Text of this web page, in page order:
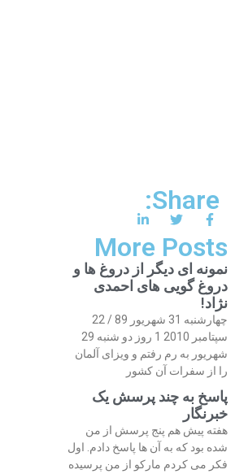
Share:
More Posts
نمونه ای دیگر از دروغ ها و
دروغ گویی های احمدی
نژاد!
چهارشنبه 31 شهریور 89 / 22
سپتامبر 2010 1 روز دو شنبه 29
شهریور به رم رفتم و ویزای آلمان
را از سفرات آن کشور
پاسخ به چند پرسش یک
خبرنگار
هفته پیش هم پنج پرسش از من
شده بود که به آن ها پاسخ دادم. اول
فکر می کردم مارکو از من پرسیده